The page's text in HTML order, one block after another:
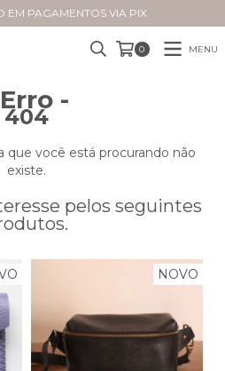
EM PAGAMENTOS VIA PIX
0 MENU
-
404
que você está procurando não
existe.
pelos seguintes
NOVO